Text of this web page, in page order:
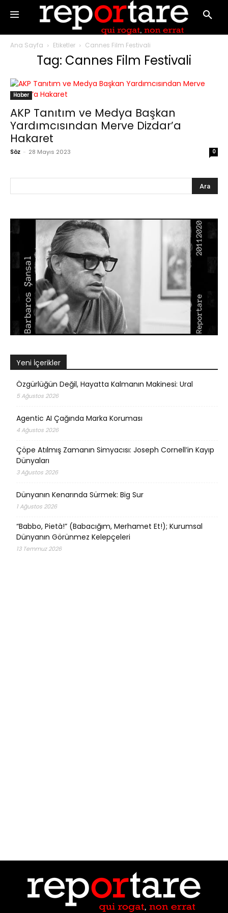
Ana Sayfa Etiketler Cannes Film Festivali
Tag: Cannes Film Festivali
Haber
AKP Tanıtım ve Medya Başkan
Yardımcısından Merve Dizdar’a
Hakaret
Söz - 28 Mayıs 2023 0
Yeni İçerikler
Özgürlüğün Değil, Hayatta Kalmanın Makinesi: Ural
5 Ağustos 2026
Agentic AI Çağında Marka Koruması
4 Ağustos 2026
Çöpe Atılmış Zamanın Simyacısı: Joseph Cornell’in Kayıp
Dünyaları
3 Ağustos 2026
Dünyanın Kenarında Sürmek: Big Sur
1 Ağustos 2026
“Babbo, Pietà!” (Babacığım, Merhamet Et!); Kurumsal
Dünyanın Görünmez Kelepçeleri
13 Temmuz 2026